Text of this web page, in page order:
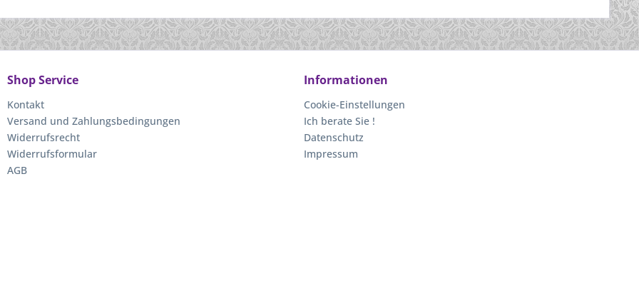
Shop Service
Kontakt
Versand und Zahlungsbedingungen
Widerrufsrecht
Widerrufsformular
AGB
Informationen
Cookie-Einstellungen
Ich berate Sie !
Datenschutz
Impressum